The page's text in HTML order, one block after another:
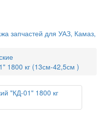
1800 кг (13см-42,5см )